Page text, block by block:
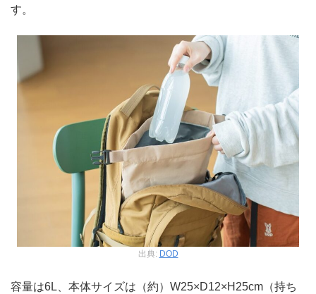
す。
出典: DOD
容量は6L、本体サイズは（約）W25×D12×H25cm（持ち